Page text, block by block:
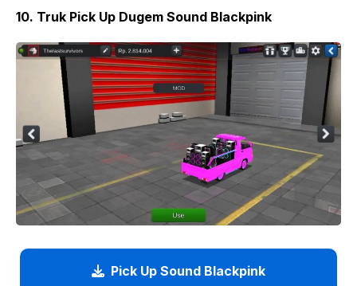
10. Truk Pick Up Dugem Sound Blackpink
Pick Up Sound Blackpink